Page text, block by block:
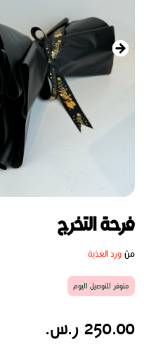
فرحة التخرج
منورد العذية
متوفر للتوصيل اليوم
250.00 ر.س.